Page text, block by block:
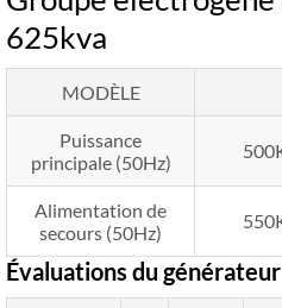
625kva
MODÈLE
Puissance
principale (50Hz)
Alimentation de
secours (50Hz)
Évaluations du générateur